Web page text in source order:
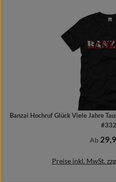
Banzai Hochruf Glück Viele Jahre
#332
Ab
Preise inkl. MwSt.